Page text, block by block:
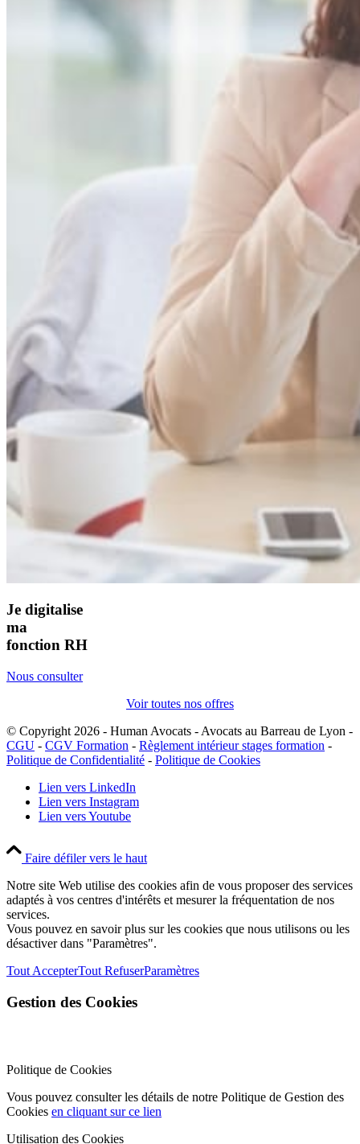
Je digitalise
ma
fonction RH
Nous consulter
Voir toutes nos offres
© Copyright 2026 - Human Avocats - Avocats au Barreau de Lyon -
CGU - CGV Formation - Règlement intérieur stages formation -
Politique de Confidentialité - Politique de Cookies
Lien vers LinkedIn
Lien vers Instagram
Lien vers Youtube
Faire défiler vers le haut
Notre site Web utilise des cookies afin de vous proposer des services
adaptés à vos centres d'intérêts et mesurer la fréquentation de nos
services.
Vous pouvez en savoir plus sur les cookies que nous utilisons ou les
désactiver dans "Paramètres".
Tout AccepterTout RefuserParamètres
Gestion des Cookies
Politique de Cookies
Vous pouvez consulter les détails de notre Politique de Gestion des
Cookies en cliquant sur ce lien
Utilisation des Cookies